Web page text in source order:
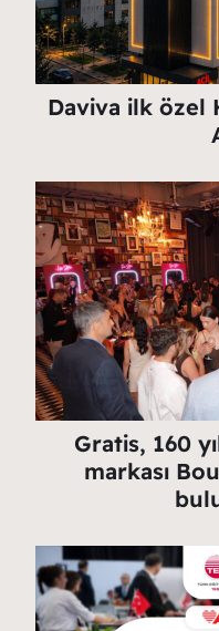
Daviva ilk özel
Gratis, 160
markası